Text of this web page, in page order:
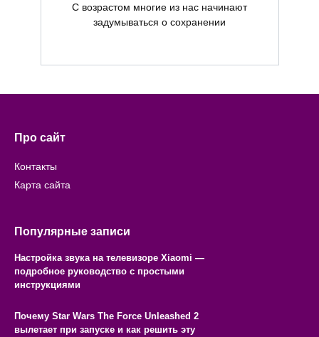
С возрастом многие из нас начинают
задумываться о сохранении
Про сайт
Контакты
Карта сайта
Популярные записи
Настройка звука на телевизоре Xiaomi —
подробное руководство с простыми
инструкциями
Почему Star Wars The Force Unleashed 2
вылетает при запуске и как решить эту